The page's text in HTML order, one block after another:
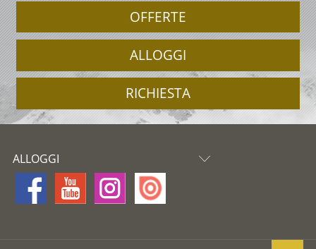
OFFERTE
ALLOGGI
RICHIESTA
ALLOGGI